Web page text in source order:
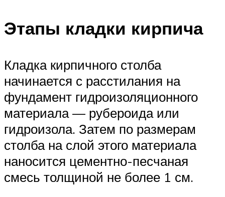
Этапы кладки кирпича
Кладка кирпичного столба
начинается с расстилания на
фундамент гидроизоляционного
материала — рубероида или
гидроизола. Затем по размерам
столба на слой этого материала
наносится цементно-песчаная
смесь толщиной не более 1 см.